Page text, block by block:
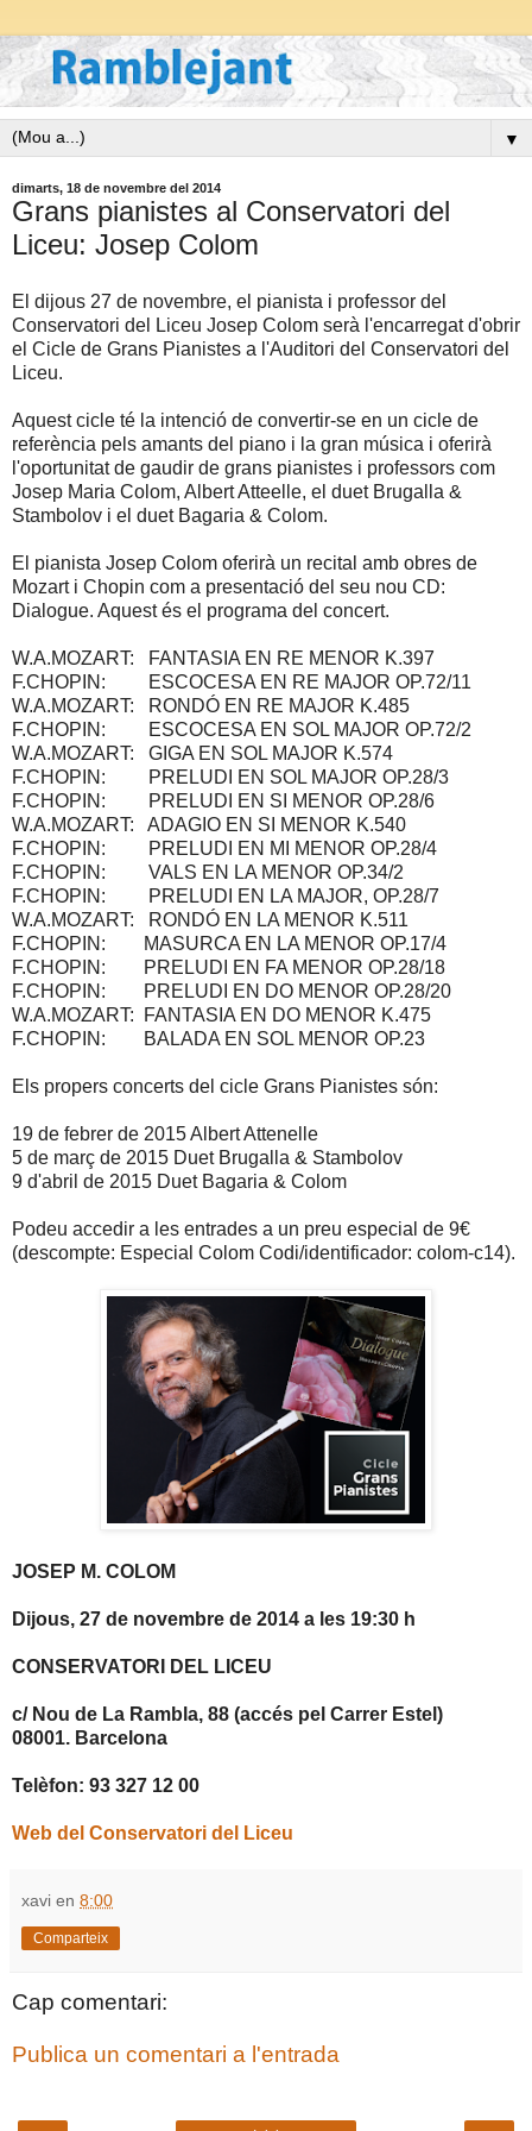
▼
dimarts, 18 de novembre del 2014
Grans pianistes al Conservatori del
Liceu: Josep Colom
El dijous 27 de novembre, el pianista i professor del
Conservatori del Liceu Josep Colom serà l'encarregat d'obrir
el Cicle de Grans Pianistes a l'Auditori del Conservatori del
Liceu.
Aquest cicle té la intenció de convertir-se en un cicle de
referència pels amants del piano i la gran música i oferirà
l'oportunitat de gaudir de grans pianistes i professors com
Josep Maria Colom, Albert Atteelle, el duet Brugalla &
Stambolov i el duet Bagaria & Colom.
El pianista Josep Colom oferirà un recital amb obres de
Mozart i Chopin com a presentació del seu nou CD:
Dialogue. Aquest és el programa del concert.
W.A.MOZART: FANTASIA EN RE MENOR K.397
F.CHOPIN: ESCOCESA EN RE MAJOR OP.72/11
W.A.MOZART: RONDÓ EN RE MAJOR K.485
F.CHOPIN: ESCOCESA EN SOL MAJOR OP.72/2
W.A.MOZART: GIGA EN SOL MAJOR K.574
F.CHOPIN: PRELUDI EN SOL MAJOR OP.28/3
F.CHOPIN: PRELUDI EN SI MENOR OP.28/6
W.A.MOZART: ADAGIO EN SI MENOR K.540
F.CHOPIN: PRELUDI EN MI MENOR OP.28/4
F.CHOPIN: VALS EN LA MENOR OP.34/2
F.CHOPIN: PRELUDI EN LA MAJOR, OP.28/7
W.A.MOZART: RONDÓ EN LA MENOR K.511
F.CHOPIN: MASURCA EN LA MENOR OP.17/4
F.CHOPIN: PRELUDI EN FA MENOR OP.28/18
F.CHOPIN: PRELUDI EN DO MENOR OP.28/20
W.A.MOZART: FANTASIA EN DO MENOR K.475
F.CHOPIN: BALADA EN SOL MENOR OP.23
Els propers concerts del cicle Grans Pianistes són:
19 de febrer de 2015 Albert Attenelle
5 de març de 2015 Duet Brugalla & Stambolov
9 d'abril de 2015 Duet Bagaria & Colom
Podeu accedir a les entrades a un preu especial de 9€
(descompte: Especial Colom Codi/identificador: colom-c14).
JOSEP M. COLOM
Dijous, 27 de novembre de 2014 a les 19:30 h
CONSERVATORI DEL LICEU
c/ Nou de La Rambla, 88 (accés pel Carrer Estel)
08001. Barcelona
Telèfon: 93 327 12 00
Web del Conservatori del Liceu
xavi en 8:00
Comparteix
Cap comentari:
Publica un comentari a l'entrada